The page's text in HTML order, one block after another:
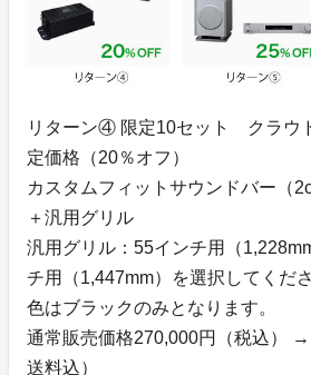
リターン④ 限定10セット クラウ
定価格（20％オフ）
カスタムフィットサウンドバー（
＋汎用グリル
汎用グリル：55インチ用（
チ用（1,447mm）を選択してくださ
色はブラックのみとなります。
通常販売価格270,000円（税込） →
送料込）